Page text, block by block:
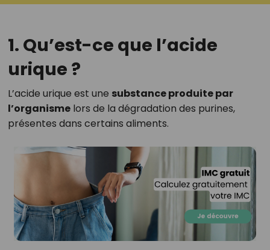
1. Qu’est-ce que l’acide
urique ?
L’acide urique est une substance produite par
l’organismelors de la dégradation des purines,
présentes dans certains aliments.